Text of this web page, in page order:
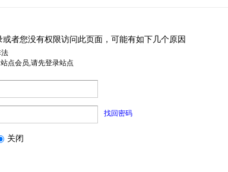
或者您没有权限访问此页面，可能有如下几个原因
点会员,请先登录站点
找回密码
关闭